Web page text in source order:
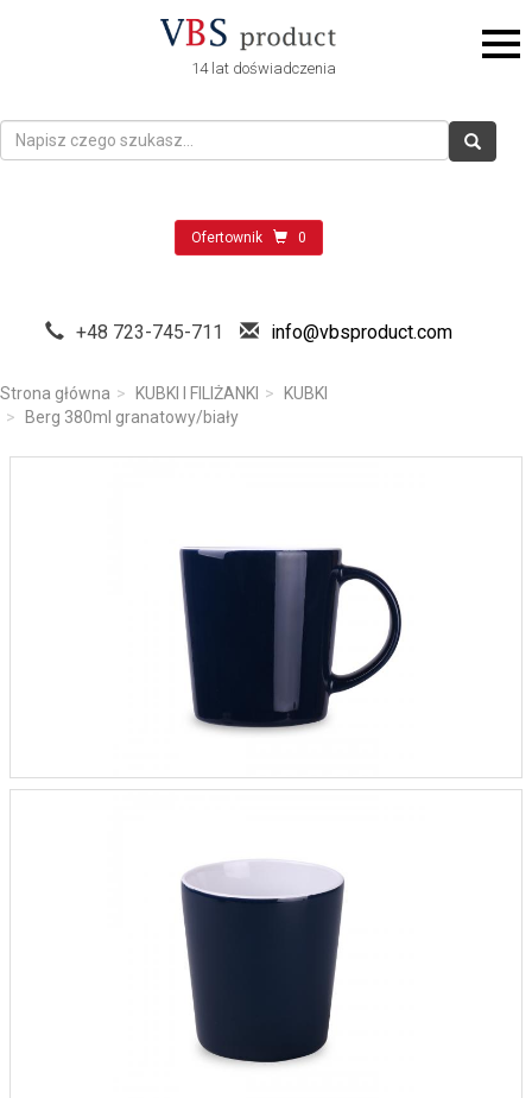
14 lat doświadczenia
Ofertownik 0
+48 723-745-711 info@vbsproduct.com
Strona główna KUBKI I FILIŻANKI
KUBKI
Berg 380ml granatowy/biały